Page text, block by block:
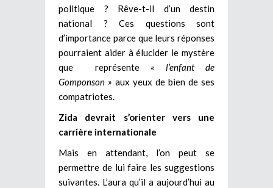
politique ? Rêve-t-il d’un destin
national ? Ces questions sont
d’importance parce que leurs réponses
pourraient aider à élucider le mystère
que représente « l’enfant de
Gomponson » aux yeux de bien de ses
compatriotes.
Zida devrait s’orienter vers une
carrière internationale
Mais en attendant, l’on peut se
permettre de lui faire les suggestions
suivantes. L’aura qu’il a aujourd’hui au